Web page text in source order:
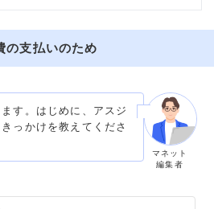
の支払いのため
す。はじめに、アスジ
っかけを教えてくださ
マネット
編集者